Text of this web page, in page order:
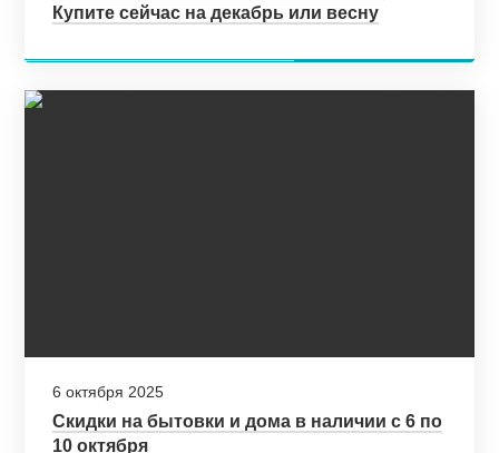
Купите сейчас на декабрь или весну
6 октября 2025
Скидки на бытовки и дома в наличии с 6 по
10 октября